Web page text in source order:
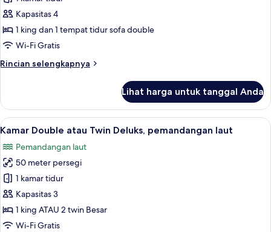
Room
Partial
Sea
View
&
View
2
Adult
+
2
Children
Kapasitas 4
1 king dan 1 tempat tidur sofa double
Wi-Fi Gratis
Rincian selengkapnya
Rincian
Deluxe
Room
Partial
View
&
Pool
View
2
Adult
+
2
Lihat harga untuk tanggal Anda
Lihat
semua
foto
untuk
Kamar
Double
atau
Twin
Minibar gratis, brankas, meja kerja,
6
Kamar Double atau Twin Deluks, pemandangan laut
Pemandangan laut
50 meter persegi
1 kamar tidur
Kapasitas 3
1 king ATAU 2 twin Besar
Wi-Fi Gratis